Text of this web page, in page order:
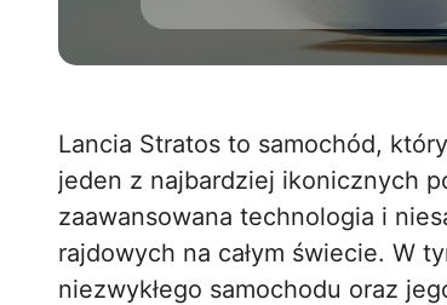
Lancia Stratos to samochód, który na zawsze zapisał się w historii motoryzacji jako
jeden z najbardziej ikonicznych
zaawansowana technologia i
rajdowych na całym świecie. W
niezwykłego samochodu oraz